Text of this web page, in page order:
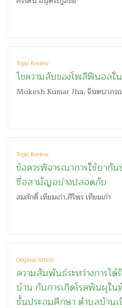
Topic Review
ไขความลับของโพลีฟีนอลใน
Mukesh Kumar Jha, จินตนาภ
Topic Review
ข้อควรพิจารณาการใช้ยากั
ชื่อสามัญอย่างปลอดภัย
สมศักดิ์ เทียมเก่า,ศิริพร เทียมเก่า
Original Article
ความสัมพันธ์ระหว่างการไ
บ้าน กับการเกิดโรคฟันผุใ
ชั้นประถมศึกษา ตำบลบ้านเ